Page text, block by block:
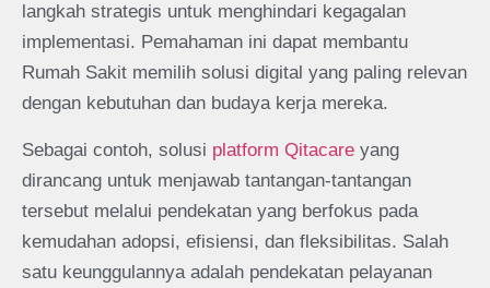
langkah strategis untuk menghindari kegagalan
implementasi. Pemahaman ini dapat membantu
Rumah Sakit memilih solusi digital yang paling relevan
dengan kebutuhan dan budaya kerja mereka.
Sebagai contoh, solusi platform Qitacare yang
dirancang untuk menjawab tantangan-tantangan
tersebut melalui pendekatan yang berfokus pada
kemudahan adopsi, efisiensi, dan fleksibilitas. Salah
satu keunggulannya adalah pendekatan pelayanan